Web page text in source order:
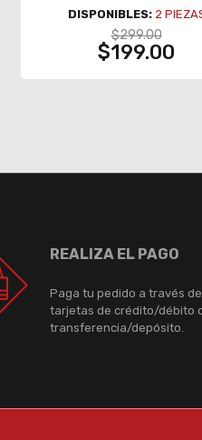
DISPONIBLES: 2
$299.00
$199.00
REALIZA EL PAGO
Paga tu pedido a través
tarjetas de crédito/débito
transferencia/depósito.